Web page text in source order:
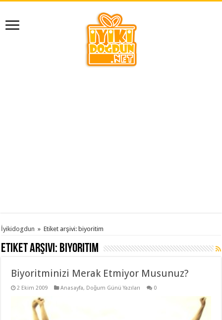
İyikidogdun » Etiket arşivi: biyoritim
Etiket arşivi: biyoritim
Biyoritminizi Merak Etmiyor Musunuz?
2 Ekim 2009 Anasayfa, Doğum Günü Yazıları 0